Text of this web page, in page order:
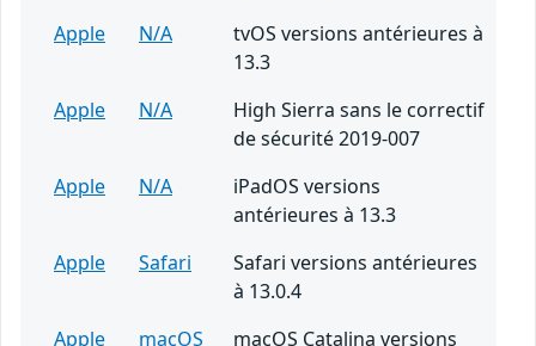
Apple
N/A
tvOS versions antérieures à
13.3
Apple
N/A
High Sierra sans le correctif
de sécurité 2019-007
Apple
N/A
iPadOS versions
antérieures à 13.3
Apple
Safari
Safari versions antérieures
à 13.0.4
Apple
macOS macOS Catalina versions